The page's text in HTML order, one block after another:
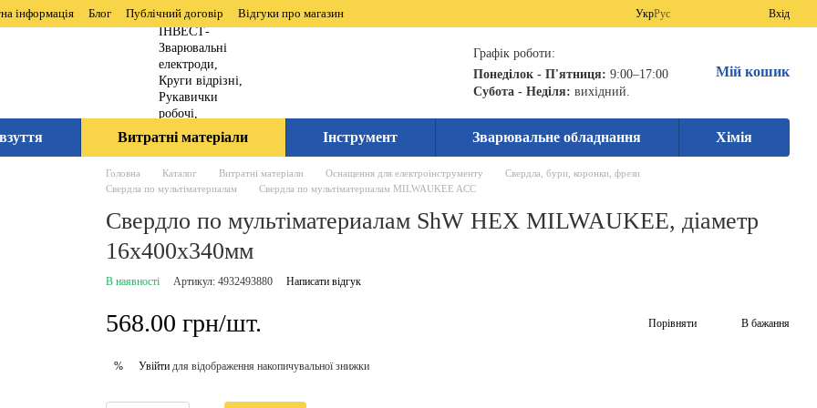
інформація Блог Публічний договір Відгуки про магазин УкрРус Вхід
Графік роботи:
Понеділок - П'ятниця: 9:00–17:00
Субота - Неділя: вихідний.
Мій кошик
Витратні матеріали Інструмент Зварювальне обладнання Хімія
Головна Каталог Витратні матеріали Оснащення для електроінструменту
Свердла, бури, коронки, фрези
Свердла по мультіматериалам
Свердла по мультіматериалам MILWAUKEE ACC
Свердло по мультіматериалам ShW HEX MILWAUKEE, діаметр
16x400х340мм
В наявності Артикул: 4932493880 Написати відгук
568.00 грн/шт. Порівняти В бажання
% Увійтидля відображення накопичувальної знижки